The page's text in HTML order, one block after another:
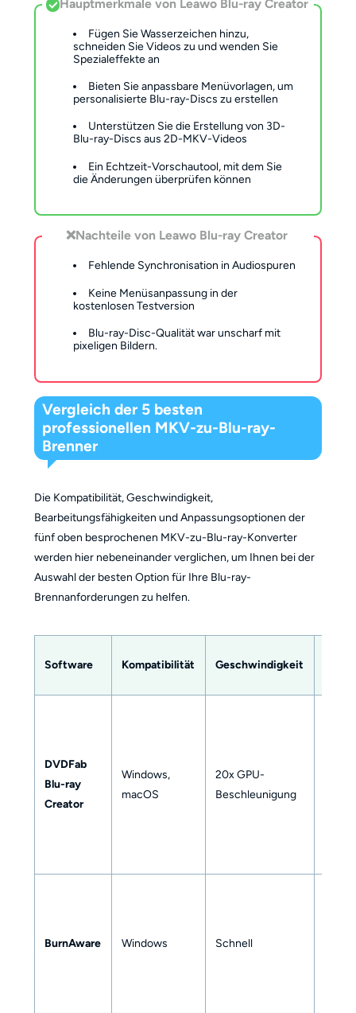
Hauptmerkmalevon Leawo Blu-ray Creator
Fügen Sie Wasserzeichen hinzu,
schneiden Sie Videos zu und wenden Sie
Spezialeffekte an
Bieten Sie anpassbare Menüvorlagen, um
personalisierte Blu-ray-Discs zu erstellen
Unterstützen Sie die Erstellung von 3D-
Blu-ray-Discs aus 2D-MKV-Videos
Ein Echtzeit-Vorschautool, mit dem Sie
die Änderungen überprüfen können
❌Nachteile von Leawo Blu-ray Creator
Fehlende Synchronisation in Audiospuren
Keine Menüsanpassung in der
kostenlosen Testversion
Blu-ray-Disc-Qualität war unscharf mit
pixeligen Bildern.
Vergleich der 5 besten
professionellen MKV-zu-Blu-ray-
Brenner
Die Kompatibilität, Geschwindigkeit,
Bearbeitungsfähigkeiten und Anpassungsoptionen der
fünf oben besprochenen MKV-zu-Blu-ray-Konverter
werden hier nebeneinander verglichen, um Ihnen bei der
Auswahl der besten Option für Ihre Blu-ray-
Brennanforderungen zu helfen.
Software Kompatibilität Geschwindigkeit
DVDFab
Blu-ray
Creator
Windows,
macOS
20x GPU-
Beschleunigung
BurnAware Windows Schnell